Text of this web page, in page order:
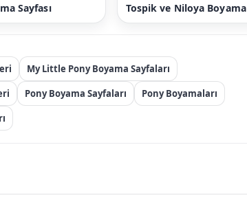
Sayfası Tospik ve Niloya Boyama
My Little Pony Boyama Sayfaları
Pony Boyama Sayfaları
Pony Boyamaları